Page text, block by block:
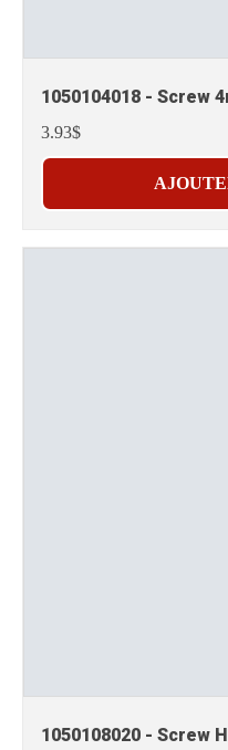
1050104018 - Screw
3.93$
1050108020 - Screw